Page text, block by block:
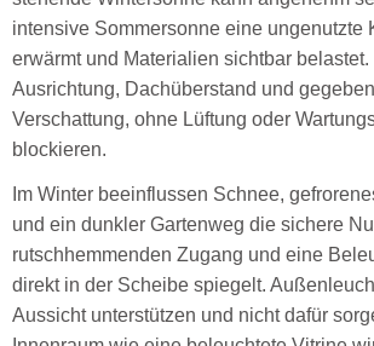
intensive Sommersonne eine ungenutzte
erwärmt und Materialien sichtbar
Ausrichtung, Dachüberstand und
Verschattung, ohne Lüftung oder
blockieren.
Im Winter beeinflussen Schnee,
und ein dunkler Gartenweg die sichere
rutschhemmenden Zugang und eine
direkt in der Scheibe spiegelt.
Aussicht unterstützen und nicht dafür